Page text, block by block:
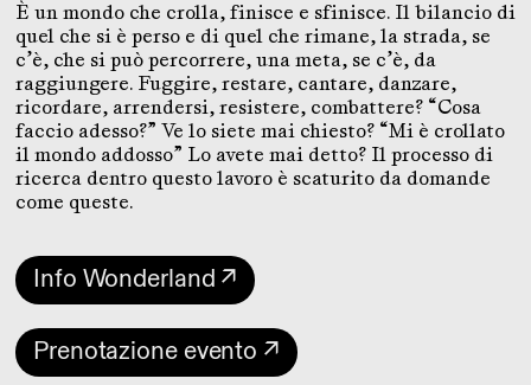
È un mondo che crolla, finisce e sfinisce. Il bilancio di
quel che si è perso e di quel che rimane, la strada, se
c’è, che si può percorrere, una meta, se c’è, da
raggiungere. Fuggire, restare, cantare, danzare,
ricordare, arrendersi, resistere, combattere? “Cosa
faccio adesso?” Ve lo siete mai chiesto? “Mi è crollato
il mondo addosso” Lo avete mai detto? Il processo di
ricerca dentro questo lavoro è scaturito da domande
come queste.
Info Wonderland ↗
Prenotazione evento ↗